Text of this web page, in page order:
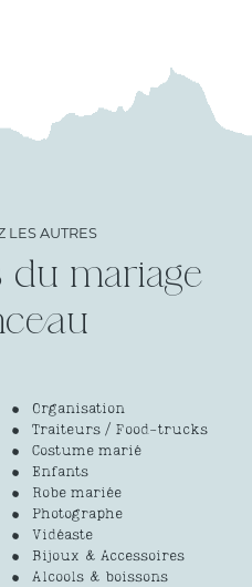
LES AUTRES
du mariage
Organisation
Traiteurs / Food-trucks
Costume marié
Enfants
Robe mariée
Photographe
Vidéaste
Bijoux & Accessoires
Alcools & boissons